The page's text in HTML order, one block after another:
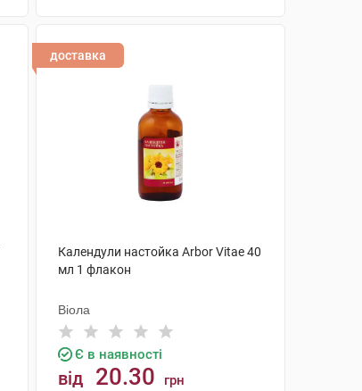
доставка
Календули настойка Arbor Vitae 40
мл 1 флакон
Віола
Є в наявності
від 20.30 грн